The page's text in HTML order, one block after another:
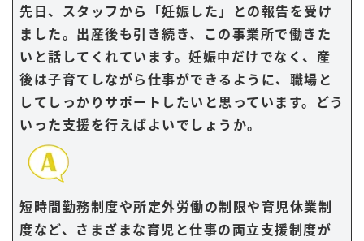
先日、スタッフから「妊娠した」との報告を受け
ました。出産後も引き続き、この事業所で働きた
いと話してくれています。妊娠中だけでなく、産
後は子育てしながら仕事ができるように、職場と
してしっかりサポートしたいと思っています。どう
いった支援を行えばよいでしょうか。
短時間勤務制度や所定外労働の制限や育児休業制
度など、さまざまな育児と仕事の両立支援制度が